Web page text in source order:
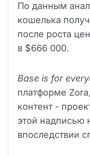
По данным
кошелька
после роста
в $666 000.
Base is for
платформе
контент -
этой надписью
впоследствии